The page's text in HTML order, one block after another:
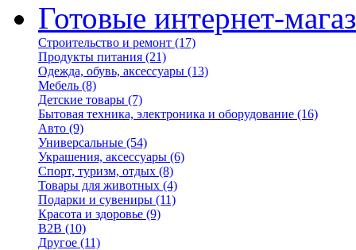
Готовые интернет-
Строительство и ремонт (17)
Продукты питания (21)
Одежда, обувь, аксессуары (13)
Мебель (8)
Детские товары (7)
Бытовая техника, электроника и оборудование (16)
Авто (9)
Универсальные (54)
Украшения, аксессуары (6)
Спорт, туризм, отдых (8)
Товары для животных (4)
Подарки и сувениры (11)
Красота и здоровье (9)
B2B (10)
Другое (11)